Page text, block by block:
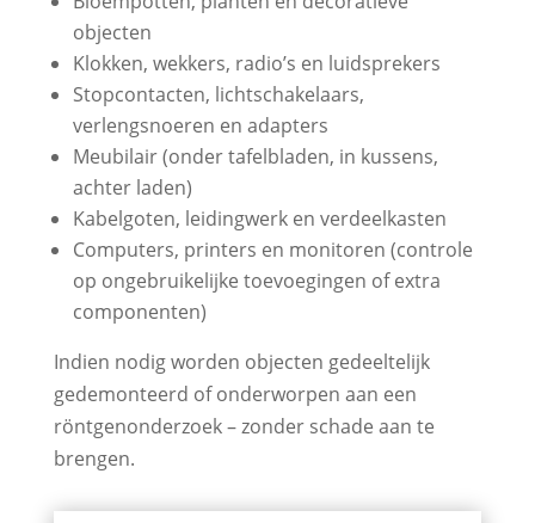
objecten
Klokken, wekkers, radio’s en luidsprekers
Stopcontacten, lichtschakelaars,
verlengsnoeren en adapters
Meubilair (onder tafelbladen, in kussens,
achter laden)
Kabelgoten, leidingwerk en verdeelkasten
Computers, printers en monitoren (controle
op ongebruikelijke toevoegingen of extra
componenten)
Indien nodig worden objecten gedeeltelijk
gedemonteerd of onderworpen aan een
röntgenonderzoek – zonder schade aan te
brengen.